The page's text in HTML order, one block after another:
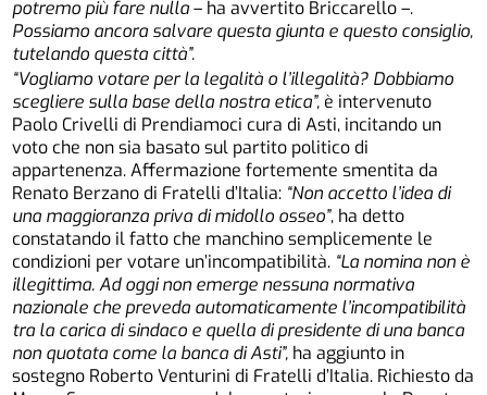
potremo più fare nulla– ha avvertito Briccarello –.
Possiamo ancora salvare questa giunta e questo consiglio,
tutelando questa città”.
“Vogliamo votare per la legalità o l’illegalità? Dobbiamo
scegliere sulla base della nostra etica”, è intervenuto
Paolo Crivelli di Prendiamoci cura di Asti, incitando un
voto che non sia basato sul partito politico di
appartenenza. Affermazione fortemente smentita da
Renato Berzano di Fratelli d’Italia: “Non accetto l’idea di
una maggioranza priva di midollo osseo”, ha detto
constatando il fatto che manchino semplicemente le
condizioni per votare un’incompatibilità. “La nomina non è
illegittima. Ad oggi non emerge nessuna normativa
nazionale che preveda automaticamente l’incompatibilità
tra la carica di sindaco e quella di presidente di una banca
non quotata come la banca di Asti”, ha aggiunto in
sostegno Roberto Venturini di Fratelli d’Italia. Richiesto da